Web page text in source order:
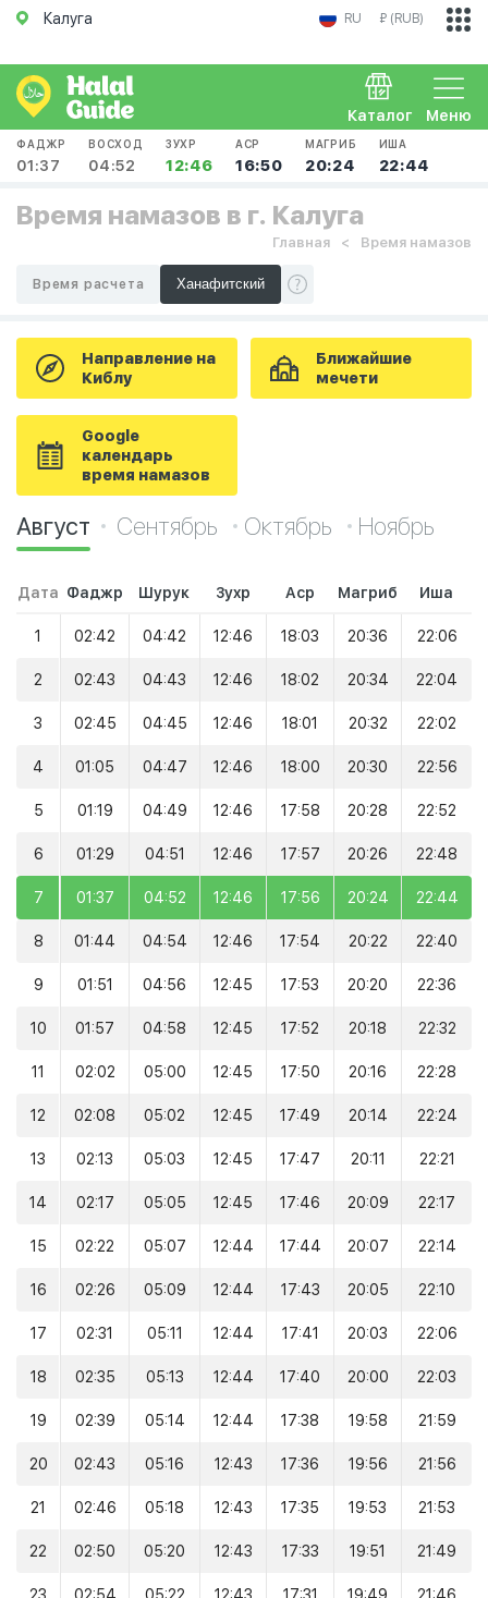
Калуга RU ₽ (RUB)
Меню
Каталог
ФАДЖР
01:37
ВОСХОД
04:52
ЗУХР
12:46
АСР
16:50
МАГРИБ
20:24
ИША
22:44
Время намазов в г. Калуга
Главная Время намазов
Время расчета
Направление на
Киблу
Ближайшие
мечети
Google
календарь
время намазов
Август Сентябрь Октябрь Ноябрь
Дата Фаджр Шурук Зухр Аср Магриб Иша
1 02:42 04:42 12:46 18:03 20:36 22:06
2 02:43 04:43 12:46 18:02 20:34 22:04
3 02:45 04:45 12:46 18:01 20:32 22:02
4 01:05 04:47 12:46 18:00 20:30 22:56
5 01:19 04:49 12:46 17:58 20:28 22:52
6 01:29 04:51 12:46 17:57 20:26 22:48
7 01:37 04:52 12:46 17:56 20:24 22:44
8 01:44 04:54 12:46 17:54 20:22 22:40
9 01:51 04:56 12:45 17:53 20:20 22:36
10 01:57 04:58 12:45 17:52 20:18 22:32
11 02:02 05:00 12:45 17:50 20:16 22:28
12 02:08 05:02 12:45 17:49 20:14 22:24
13 02:13 05:03 12:45 17:47 20:11 22:21
14 02:17 05:05 12:45 17:46 20:09 22:17
15 02:22 05:07 12:44 17:44 20:07 22:14
16 02:26 05:09 12:44 17:43 20:05 22:10
17 02:31 05:11 12:44 17:41 20:03 22:06
18 02:35 05:13 12:44 17:40 20:00 22:03
19 02:39 05:14 12:44 17:38 19:58 21:59
20 02:43 05:16 12:43 17:36 19:56 21:56
21 02:46 05:18 12:43 17:35 19:53 21:53
22 02:50 05:20 12:43 17:33 19:51 21:49